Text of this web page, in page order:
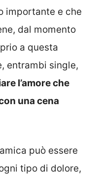
importante e che
dal momento
a questa
entrambi single,
l’amore che
una cena
può essere
tipo di dolore,